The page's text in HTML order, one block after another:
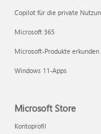
Copilot für die private
Microsoft 365
Microsoft-Produkte erkunden
Windows 11-Apps
Microsoft Store
Kontoprofil